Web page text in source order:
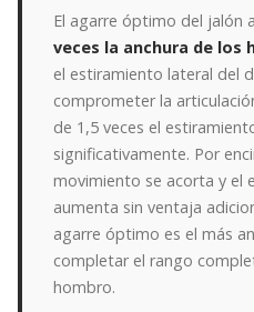
El agarre óptimo del jalón
veces la anchura de los
el estiramiento lateral del
comprometer la
de 1,5 veces el
significativamente. Por
movimiento se acorta y el
aumenta sin ventaja
agarre óptimo es el más
completar el rango
hombro.